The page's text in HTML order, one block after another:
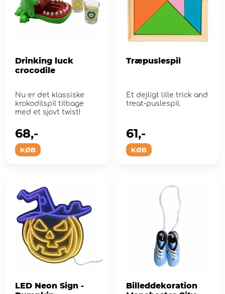
Drinking luck
crocodile
Nu er det klassiske
krokodilspil tilbage
med et sjovt twist!
KØB
68,-
Træpuslespil
Et dejligt lille trick and
treat-puslespil.
KØB
61,-
LED Neon Sign -
Billeddekoration